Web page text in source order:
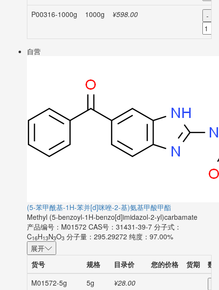
P00316-1000g 1000g ¥598.00 -
自营
(5-苯甲酰基-1H-苯并[d]咪唑-2-基)氨基甲酸甲酯
Methyl (5-benzoyl-1H-benzo[d]imidazol-2-yl)carbamate
产品编号：M01572 CAS号：31431-39-7 分子式：
C16H13N3O3 分子量：295.29272 纯度：97.00%
展开
货号
规格 目录价 您的价格 货期
数
M01572-5g
5g ¥28.00